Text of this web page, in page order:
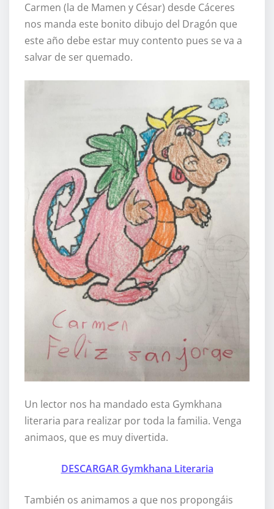
Carmen (la de Mamen y César) desde Cáceres
nos manda este bonito dibujo del Dragón que
este año debe estar muy contento pues se va a
salvar de ser quemado.
Un lector nos ha mandado esta Gymkhana
literaria para realizar por toda la familia. Venga
animaos, que es muy divertida.
DESCARGAR Gymkhana Literaria
También os animamos a que nos propongáis